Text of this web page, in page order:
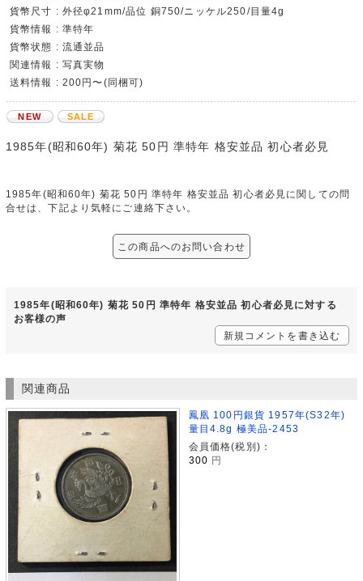
貨幣尺寸 : 外径φ21mm/品位 銅750/ニッケル250/目量4g
貨幣情報 : 準特年
貨幣状態 : 流通並品
関連情報 : 写真実物
送料情報 : 200円〜(同梱可)
NEW SALE
1985年(昭和60年) 菊花 50円 準特年 格安並品 初心者必見
1985年(昭和60年) 菊花 50円 準特年 格安並品 初心者必見に関しての問
合せは、下記より気軽にご連絡下さい。
この商品へのお問い合わせ
1985年(昭和60年) 菊花 50円 準特年 格安並品 初心者必見に対する
お客様の声
新規コメントを書き込む
関連商品
鳳凰 100円銀貨 1957年(S32年)
量目4.8g 極美品-2453
会員価格(税別)：
300 円